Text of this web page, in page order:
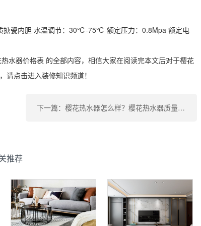
搪瓷内胆 水温调节：30℃-75℃ 额定压力：0.8Mpa 额定电
水器价格表 的全部内容，相信大家在阅读完本文后对于樱花
点击进入装修知识频道！
下一篇：樱花热水器怎么样？樱花热水器质量好吗？
推荐